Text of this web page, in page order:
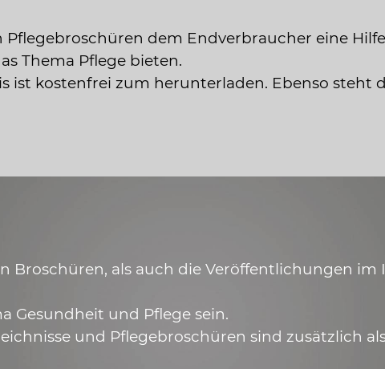
dem Endverbraucher eine
Thema Pflege bieten.
ist kostenfrei zum herunterladen. Ebenso steht
Broschüren, als auch die Veröffentlichungen im
Gesundheit und Pflege sein.
und Pflegebroschüren sind zusätzlich